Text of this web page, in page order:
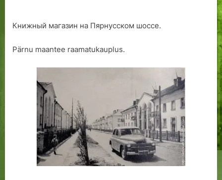
Книжный магазин на Пярнусском шоссе.
Pärnu maantee raamatukauplus.